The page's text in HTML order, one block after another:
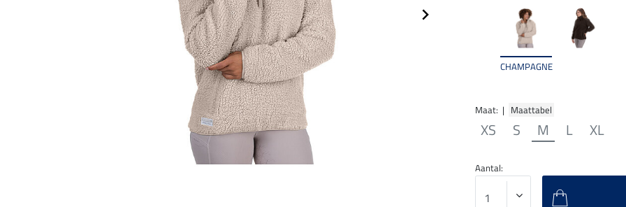
CHAMPAGNE
Maat: | Maattabel
XS S M L XL
Aantal: